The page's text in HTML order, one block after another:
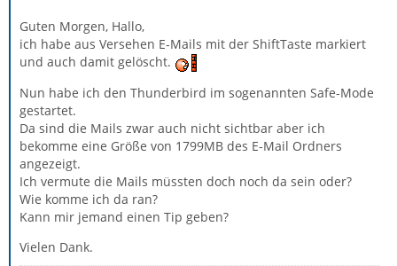
Guten Morgen, Hallo,
ich habe aus Versehen E-Mails mit der ShiftTaste markiert
und auch damit gelöscht.
Nun habe ich den Thunderbird im sogenannten Safe-Mode
gestartet.
Da sind die Mails zwar auch nicht sichtbar aber ich
bekomme eine Größe von 1799MB des E-Mail Ordners
angezeigt.
Ich vermute die Mails müssten doch noch da sein oder?
Wie komme ich da ran?
Kann mir jemand einen Tip geben?
Vielen Dank.